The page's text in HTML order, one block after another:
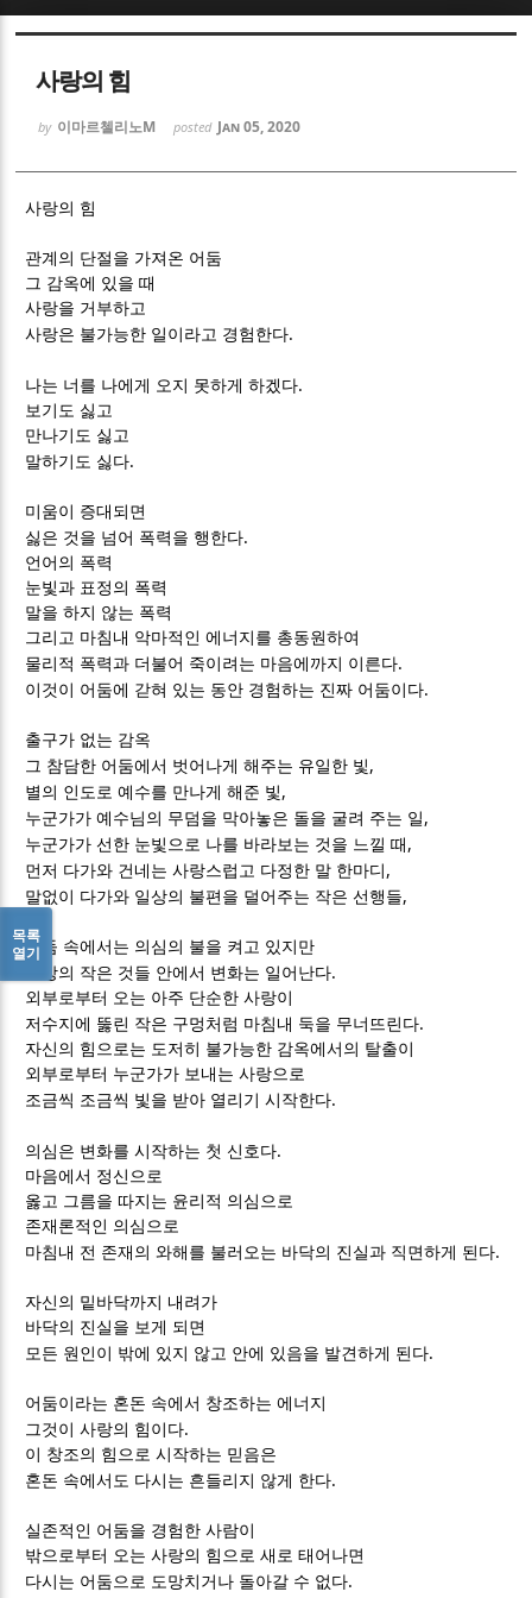
사랑의 힘
by 이마르첼리노M posted Jan 05, 2020
사랑의 힘
관계의 단절을 가져온 어둠
그 감옥에 있을 때
사랑을 거부하고
사랑은 불가능한 일이라고 경험한다.
나는 너를 나에게 오지 못하게 하겠다.
보기도 싫고
만나기도 싫고
말하기도 싫다.
미움이 증대되면
싫은 것을 넘어 폭력을 행한다.
언어의 폭력
눈빛과 표정의 폭력
말을 하지 않는 폭력
그리고 마침내 악마적인 에너지를 총동원하여
물리적 폭력과 더불어 죽이려는 마음에까지 이른다.
이것이 어둠에 갇혀 있는 동안 경험하는 진짜 어둠이다.
출구가 없는 감옥
그 참담한 어둠에서 벗어나게 해주는 유일한 빛 ,
별의 인도로 예수를 만나게 해준 빛 ,
누군가가 예수님의 무덤을 막아놓은 돌을 굴려 주는 일 ,
누군가가 선한 눈빛으로 나를 바라보는 것을 느낄 때 ,
먼저 다가와 건네는 사랑스럽고 다정한 말 한마디 ,
말없이 다가와 일상의 불편을 덜어주는 작은 선행들,
어둠 속에서는 의심의 불을 켜고 있지만
일상의 작은 것들 안에서 변화는 일어난다.
외부로부터 오는 아주 단순한 사랑이
저수지에 뚫린 작은 구멍처럼 마침내 둑을 무너뜨린다.
자신의 힘으로는 도저히 불가능한 감옥에서의 탈출이
외부로부터 누군가가 보내는 사랑으로
조금씩 조금씩 빛을 받아 열리기 시작한다.
의심은 변화를 시작하는 첫 신호다.
마음에서 정신으로
옳고 그름을 따지는 윤리적 의심으로
존재론적인 의심으로
마침내 전 존재의 와해를 불러오는 바닥의 진실과 직면하게 된다.
자신의 밑바닥까지 내려가
바닥의 진실을 보게 되면
모든 원인이 밖에 있지 않고 안에 있음을 발견하게 된다.
어둠이라는 혼돈 속에서 창조하는 에너지
그것이 사랑의 힘이다.
이 창조의 힘으로 시작하는 믿음은
혼돈 속에서도 다시는 흔들리지 않게 한다.
실존적인 어둠을 경험한 사람이
밖으로부터 오는 사랑의 힘으로 새로 태어나면
다시는 어둠으로 도망치거나 돌아갈 수 없다.
목록
열기
Sketchbook5, 스케치북5
Sketchbook5, 스케치북5
Sketchbook5, 스케치북5
Sketchbook5, 스케치북5